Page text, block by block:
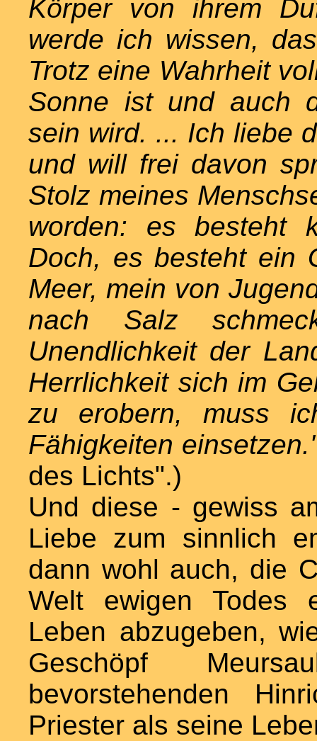
Körper von ihrem
werde ich wissen,
Trotz eine Wahrheit
Sonne ist und auch
sein wird. ... Ich liebe
und will frei davon
Stolz meines
worden: es besteht
Doch, es besteht ein
Meer, mein von
nach Salz
Unendlichkeit der
Herrlichkeit sich im
zu erobern, muss
Fähigkeiten
des Lichts".)
Und diese - gewiss
Liebe zum sinnlich
dann wohl auch, die
Welt ewigen Todes
Leben abzugeben,
Geschöpf
bevorstehenden
Priester als seine